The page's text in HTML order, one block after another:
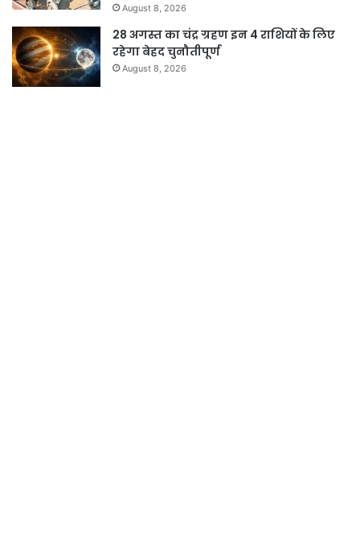
August 8, 2026
28 अगस्त का चंद्र ग्रहण इन 4 राशियों के लिए
रहेगा बेहद चुनौतीपूर्ण
August 8, 2026